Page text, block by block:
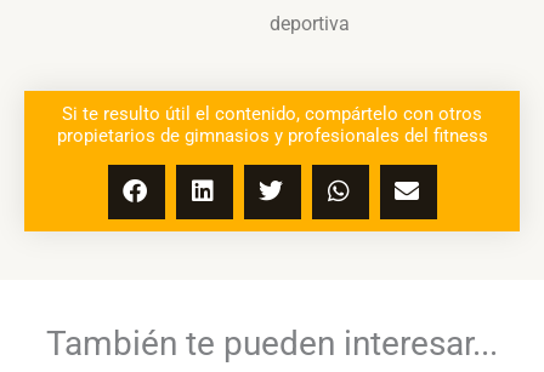
deportiva
Si te resulto útil el contenido, compártelo con otros
propietarios de gimnasios y profesionales del fitness
También te pueden interesar...